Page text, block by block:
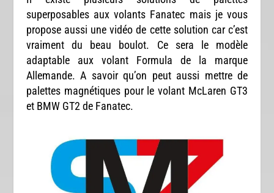
superposables aux volants Fanatec mais je vous
propose aussi une vidéo de cette solution car c’est
vraiment du beau boulot. Ce sera le modèle
adaptable aux volant Formula de la marque
Allemande. A savoir qu’on peut aussi mettre de
palettes magnétiques pour le volant McLaren GT3
et BMW GT2 de Fanatec.